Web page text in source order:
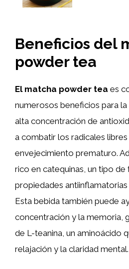
Beneficios del
powder tea
El matcha powder tea es
numerosos beneficios para la
alta concentración de
a combatir los radicales
envejecimiento prematuro.
rico en catequinas, un tipo
propiedades antiinflamatorias
Esta bebida también puede
concentración y la memoria,
de L-teanina, un aminoácido
relajación y la claridad mental.